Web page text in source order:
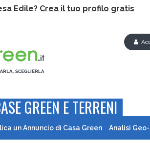
Edile? Crea il tuo profilo gratis
GREEN E TERRENI
un Annuncio di Casa Green Analisi